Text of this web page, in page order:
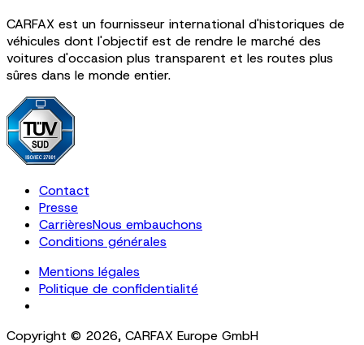
CARFAX est un fournisseur international d'historiques de
véhicules dont l'objectif est de rendre le marché des
voitures d'occasion plus transparent et les routes plus
sûres dans le monde entier.
Contact
Presse
CarrièresNous embauchons
Conditions générales
Mentions légales
Politique de confidentialité
Copyright © 2026, CARFAX Europe GmbH